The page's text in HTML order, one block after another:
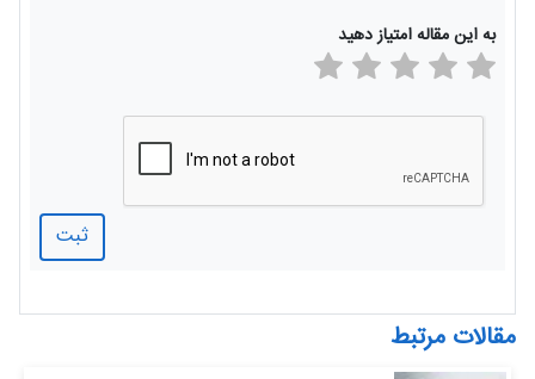
به این مقاله امتیاز دهید
ثبت
مقالات مرتبط